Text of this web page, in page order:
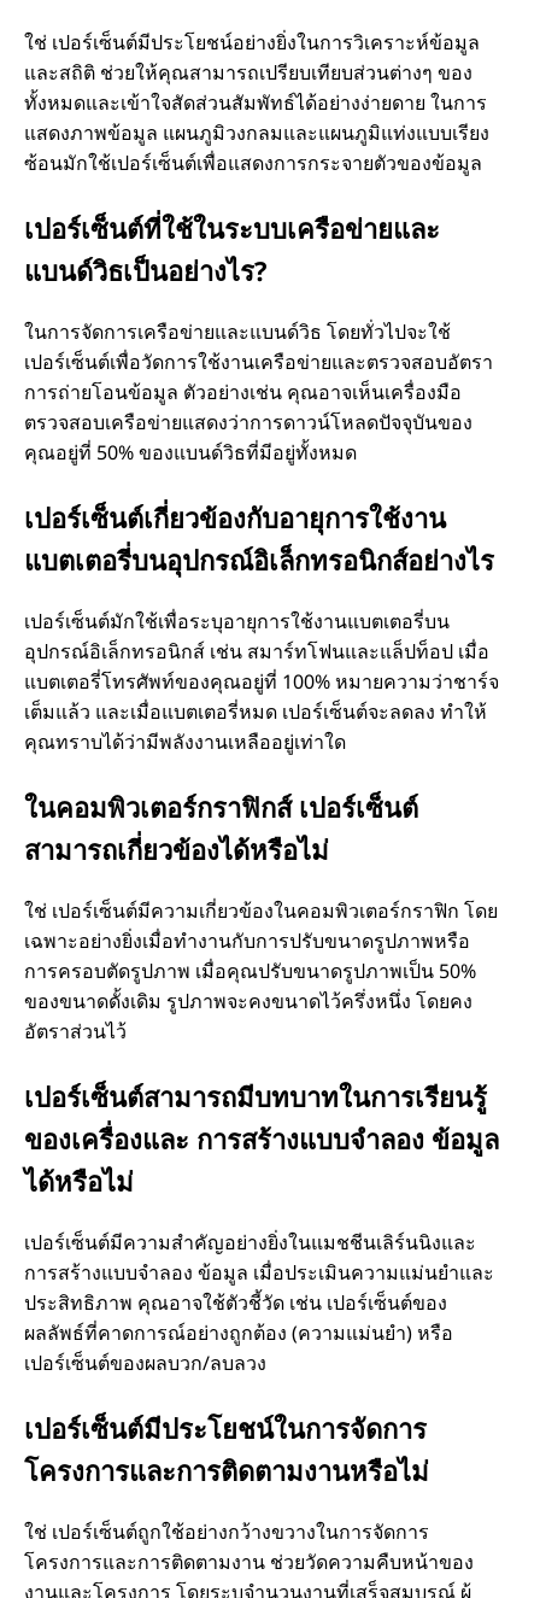
ม
สำ
ญ
น
ค
น
แ
ม
พิ
ใช่ เปอร์เซ็นต์มีประโยชน์อย่างยิ่งในการวิเคราะห์ข้อมูล
และสถิติ ช่วยให้คุณสามารถเปรียบเทียบส่วนต่างๆ ของ
ทั้งหมดและเข้าใจสัดส่วนสัมพัทธ์ได้อย่างง่ายดาย ในการ
แสดงภาพข้อมูล แผนภูมิวงกลมและแผนภูมิแท่งแบบเรียง
ซ้อนมักใช้เปอร์เซ็นต์เพื่อแสดงการกระจายตัวของข้อมูล
เปอร์เซ็นต์ที่ใช้ในระบบเครือข่ายและ
แบนด์วิธเป็นอย่างไร?
ในการจัดการเครือข่ายและแบนด์วิธ โดยทั่วไปจะใช้
เปอร์เซ็นต์เพื่อวัดการใช้งานเครือข่ายและตรวจสอบอัตรา
การถ่ายโอนข้อมูล ตัวอย่างเช่น คุณอาจเห็นเครื่องมือ
ตรวจสอบเครือข่ายแสดงว่าการดาวน์โหลดปัจจุบันของ
คุณอยู่ที่ 50% ของแบนด์วิธที่มีอยู่ทั้งหมด
เปอร์เซ็นต์เกี่ยวข้องกับอายุการใช้งาน
แบตเตอรี่บนอุปกรณ์อิเล็กทรอนิกส์อย่างไร
เปอร์เซ็นต์มักใช้เพื่อระบุอายุการใช้งานแบตเตอรี่บน
อุปกรณ์อิเล็กทรอนิกส์ เช่น สมาร์ทโฟนและแล็ปท็อป เมื่อ
แบตเตอรี่โทรศัพท์ของคุณอยู่ที่ 100% หมายความว่าชาร์จ
เต็มแล้ว และเมื่อแบตเตอรี่หมด เปอร์เซ็นต์จะลดลง ทำให้
คุณทราบได้ว่ามีพลังงานเหลืออยู่เท่าใด
ในคอมพิวเตอร์กราฟิกส์ เปอร์เซ็นต์
สามารถเกี่ยวข้องได้หรือไม่
ใช่ เปอร์เซ็นต์มีความเกี่ยวข้องในคอมพิวเตอร์กราฟิก โดย
เฉพาะอย่างยิ่งเมื่อทำงานกับการปรับขนาดรูปภาพหรือ
การครอบตัดรูปภาพ เมื่อคุณปรับขนาดรูปภาพเป็น 50%
ของขนาดดั้งเดิม รูปภาพจะคงขนาดไว้ครึ่งหนึ่ง โดยคง
อัตราส่วนไว้
เปอร์เซ็นต์สามารถมีบทบาทในการเรียนรู้
ของเครื่องและ การสร้างแบบจำลอง ข้อมูล
ได้หรือไม่
เปอร์เซ็นต์มีความสำคัญอย่างยิ่งในแมชชีนเลิร์นนิงและ
การสร้างแบบจำลอง ข้อมูล เมื่อประเมินความแม่นยำและ
ประสิทธิภาพ คุณอาจใช้ตัวชี้วัด เช่น เปอร์เซ็นต์ของ
ผลลัพธ์ที่คาดการณ์อย่างถูกต้อง (ความแม่นยำ) หรือ
เปอร์เซ็นต์ของผลบวก/ลบลวง
เปอร์เซ็นต์มีประโยชน์ในการจัดการ
โครงการและการติดตามงานหรือไม่
ใช่ เปอร์เซ็นต์ถูกใช้อย่างกว้างขวางในการจัดการ
โครงการและการติดตามงาน ช่วยวัดความคืบหน้าของ
งานและโครงการ โดยระบุจำนวนงานที่เสร็จสมบูรณ์ ผู้